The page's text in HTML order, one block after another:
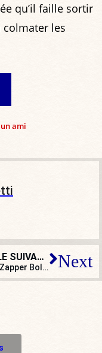
qu’il faille sortir
colmater les
ami
détail qui alimente les
ARTICLE SUIVANT
[ÉDITO] Zapper Bolloré : la meilleure comédie française depuis longtemps Next